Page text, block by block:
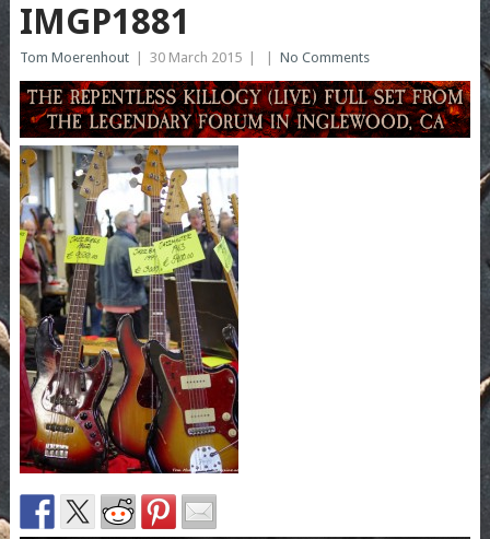
IMGP1881
Tom Moerenhout 30 March 2015 No Comments